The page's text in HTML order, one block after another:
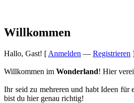
Willkommen
Hallo, Gast! [ Anmelden — Registrieren
Willkommen im Wonderland! Hier
Ihr seid zu mehreren und habt Ideen für
bist du hier genau richtig!